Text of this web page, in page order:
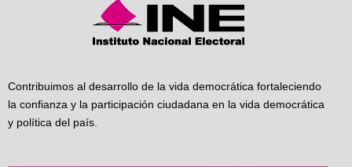
Contribuimos al desarrollo de la vida democrática fortaleciendo
la confianza y la participación ciudadana en la vida democrática
y política del país.